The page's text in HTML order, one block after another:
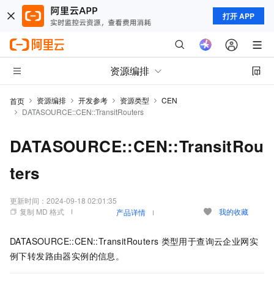
打开 APP
资源编排
首页 资源编排 开发参考 资源类型
CEN
DATASOURCE::CEN::TransitRouters
DATASOURCE::CEN::TransitRou
ters
更新时间： 2024-09-18 02:01:35
复制 MD 格式
产品详情 我的收藏
DATASOURCE::CEN::TransitRouters 类型用于查询云企业网实
例下转发路由器实例的信息。